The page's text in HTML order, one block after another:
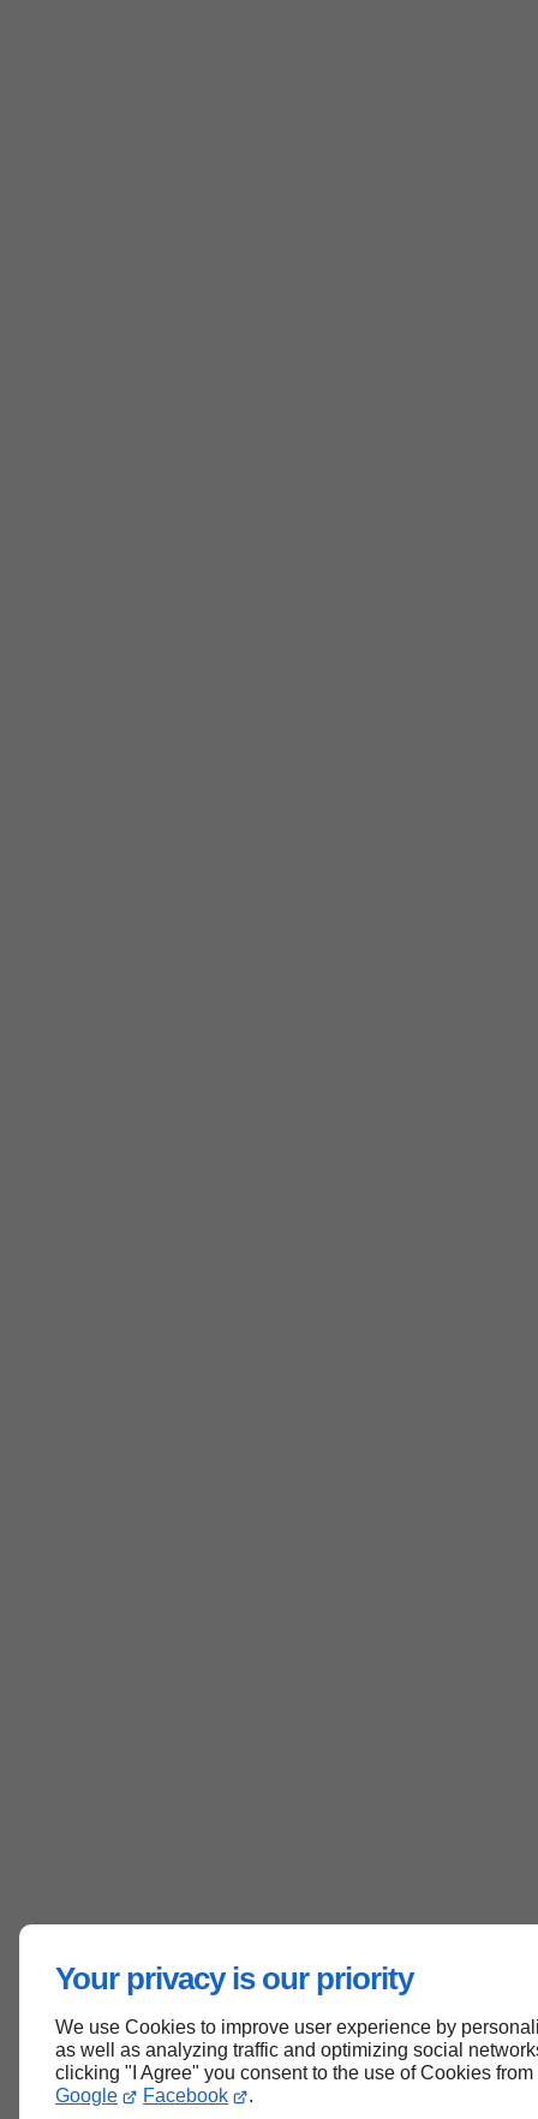
Your privacy is our priority
We use Cookies to improve user experience by
as well as analyzing traffic and optimizing social
clicking "I Agree" you consent to the use of Cookies
Google
Facebook .